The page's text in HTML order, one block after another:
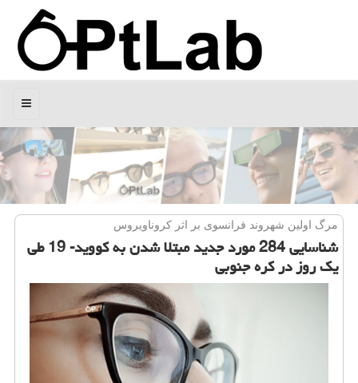
منو
مرگ اولین شهروند فرانسوی بر اثر كروناویروس
شناسایی 284 مورد جدید مبتلا شدن به كووید- 19 طی
یك روز در كره جنوبی